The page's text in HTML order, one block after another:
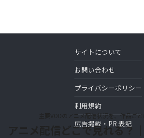
主要VODのアニメ配信状況を、作品ごと
アニメ配信どこで見れる？
サイトについて
お問い合わせ
プライバシーポリシー
利用規約
広告掲載・PR 表記